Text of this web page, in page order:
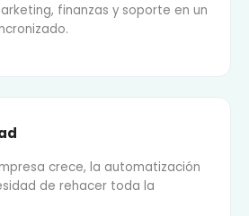
finanzas y soporte en un
crece, la automatización
de rehacer toda la